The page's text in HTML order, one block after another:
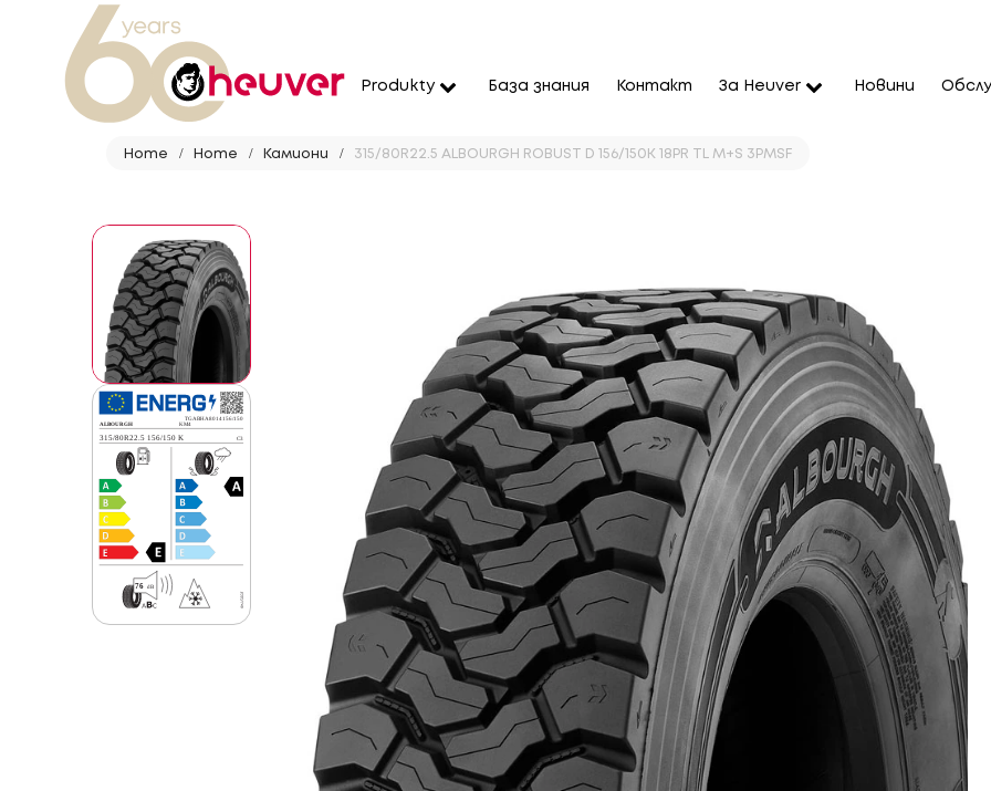
Produkty База знания Контакт За Heuver Новини
Home Home Камиони 315/80R22.5 ALBOURGH ROBUST D 156/150K 18PR TL M+S 3PMSF